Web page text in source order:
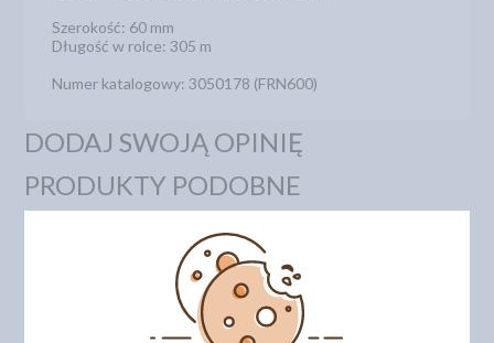
Szerokość: 60 mm
Długość w rolce: 305 m
Numer katalogowy: 3050178 (FRN600)
DODAJ SWOJĄ OPINIĘ
PRODUKTY PODOBNE
INNI KLIENCI KUPILI TEŻ